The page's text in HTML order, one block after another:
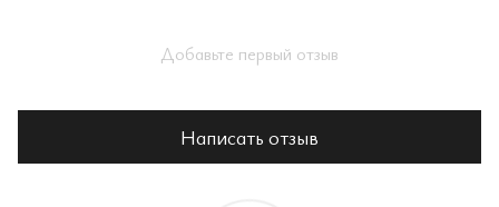
Добавьте первый отзыв
Написать отзыв